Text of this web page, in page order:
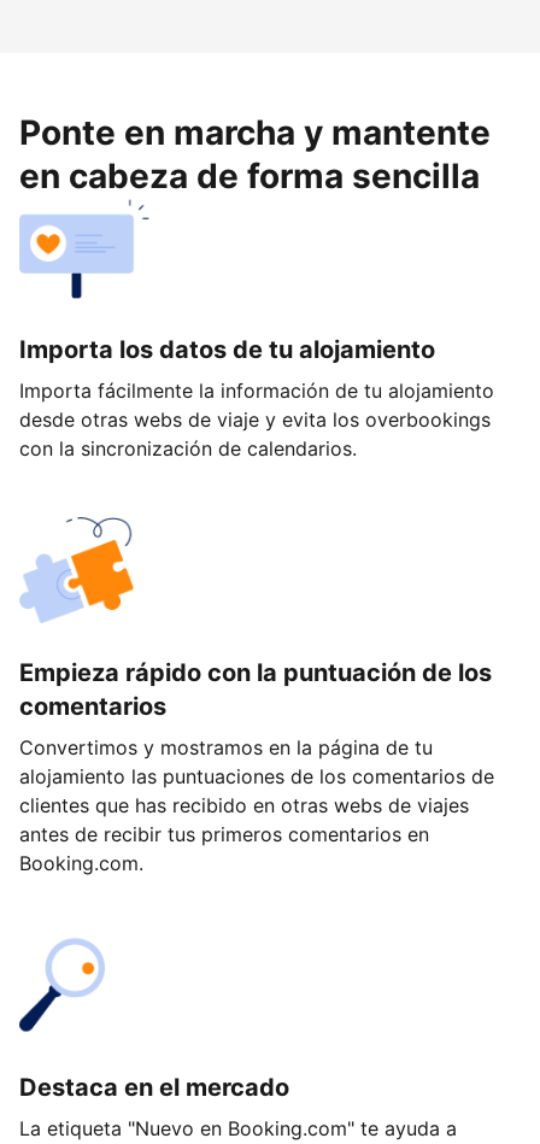
Ponte en marcha y mantente
en cabeza de forma sencilla
Importa los datos de tu alojamiento
Importa fácilmente la información de tu alojamiento
desde otras webs de viaje y evita los overbookings
con la sincronización de calendarios.
Empieza rápido con la puntuación de los
comentarios
Convertimos y mostramos en la página de tu
alojamiento las puntuaciones de los comentarios de
clientes que has recibido en otras webs de viajes
antes de recibir tus primeros comentarios en
Booking.com.
Destaca en el mercado
La etiqueta "Nuevo en Booking.com" te ayuda a